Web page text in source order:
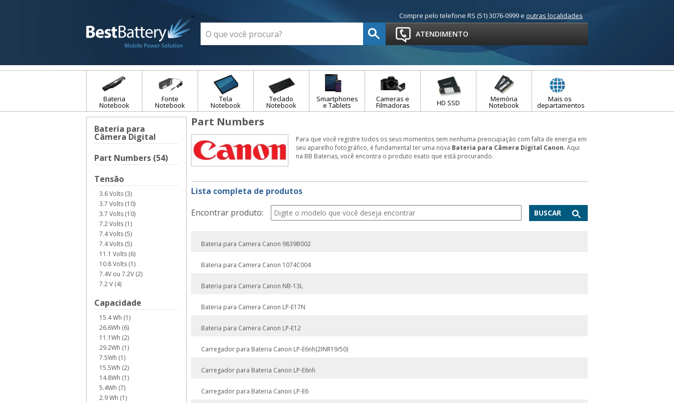
Compre pelo telefone RS (51) 3076-0999 e outras localidades
ATENDIMENTO
Bateria
Notebook
Fonte
Notebook
Tela
Notebook
Teclado
Notebook
Smartphones
e Tablets
Cameras e
Filmadoras HD SSD Memória
Notebook
Mais os
departamentos
Bateria para
Câmera Digital
Part Numbers (54)
Tensão
3.6 Volts (3)
3.7 Volts (10)
3.7 Volts (10)
7.2 Volts (1)
7.4 Volts (5)
7.4 Volts (5)
11.1 Volts (6)
10.8 Volts (1)
7.4V ou 7.2V (2)
7.2 V (4)
Capacidade
15.4 Wh (1)
26.6Wh (6)
11.1Wh (2)
29.2Wh (1)
7.5Wh (1)
15.5Wh (2)
14.8Wh (1)
5.4Wh (7)
2.9 Wh (1)
Part Numbers
Para que você registre todos os seus momentos sem nenhuma preocupação com falta de energia em
seu aparelho fotográfico, é fundamental ter uma nova Bateria para Câmera Digital Canon. Aqui
na BB Baterias, você encontra o produto exato que está procurando.
Lista completa de produtos
Encontrar produto:
BUSCAR
Bateria para Camera Canon 9839B002
Bateria para Camera Canon 1074C004
Bateria para Camera Canon NB-13L
Bateria para Camera Canon LP-E17N
Bateria para Camera Canon LP-E12
Carregador para Bateria Canon LP-E6nh(2INR19/50)
Carregador para Bateria Canon LP-E6nh
Carregador para Bateria Canon LP-E6